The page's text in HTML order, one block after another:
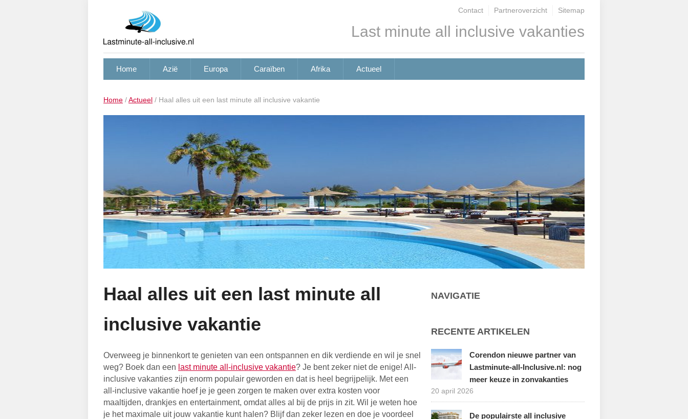
Contact Partneroverzicht Sitemap
Last minute all inclusive vakanties
Home Azië Europa Caraïben Afrika Actueel
Home /Actueel / Haal alles uit een last minute all inclusive vakantie
Haal alles uit een last minute all
inclusive vakantie
Overweeg je binnenkort te genieten van een ontspannen en dik verdiende en wil je snel
weg? Boek dan een last minute all-inclusive vakantie? Je bent zeker niet de enige! All-
inclusive vakanties zijn enorm populair geworden en dat is heel begrijpelijk. Met een
all-inclusive vakantie hoef je je geen zorgen te maken over extra kosten voor
maaltijden, drankjes en entertainment, omdat alles al bij de prijs in zit. Wil je weten hoe
je het maximale uit jouw vakantie kunt halen? Blijf dan zeker lezen en doe je voordeel
NAVIGATIE
RECENTE ARTIKELEN
Corendon nieuwe partner van
Lastminute-all-Inclusive.nl: nog
meer keuze in zonvakanties
20 april 2026
De populairste all inclusive